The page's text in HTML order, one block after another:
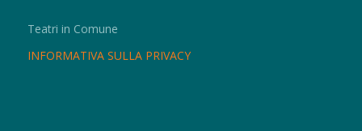
Teatri in Comune
INFORMATIVA SULLA PRIVACY